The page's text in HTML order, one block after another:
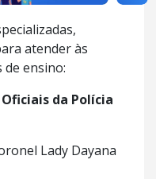
atender às
ensino:
da Polícia
Lady Dayana